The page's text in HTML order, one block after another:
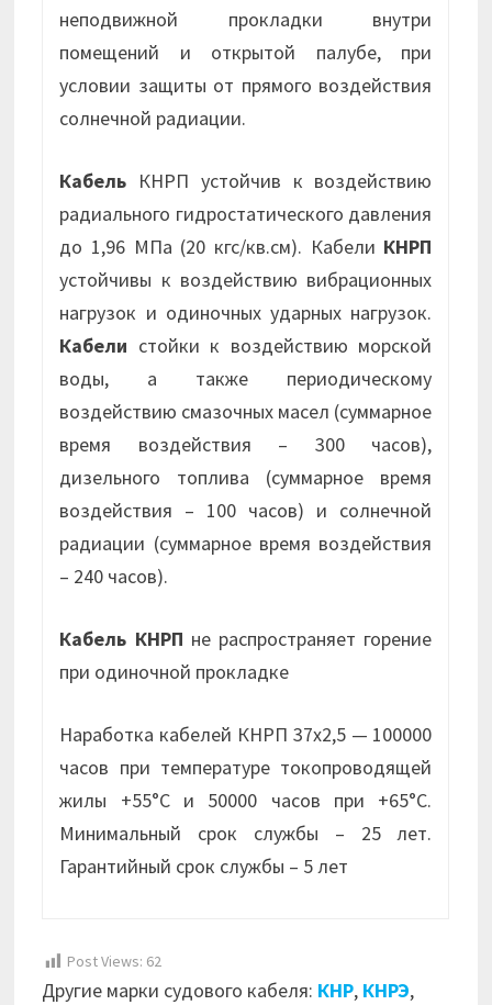
неподвижной прокладки внутри
помещений и открытой палубе, при
условии защиты от прямого воздействия
солнечной радиации.
Кабель КНРП устойчив к воздействию
радиального гидростатического давления
до 1,96 МПа (20 кгс/кв.см). Кабели КНРП
устойчивы к воздействию вибрационных
нагрузок и одиночных ударных нагрузок.
Кабели стойки к воздействию морской
воды, а также периодическому
воздействию смазочных масел (суммарное
время воздействия – 300 часов),
дизельного топлива (суммарное время
воздействия – 100 часов) и солнечной
радиации (суммарное время воздействия
– 240 часов).
Кабель КНРП не распространяет горение
при одиночной прокладке
Наработка кабелей КНРП 37х2,5 — 100000
часов при температуре токопроводящей
жилы +55°С и 50000 часов при +65°С.
Минимальный срок службы – 25 лет.
Гарантийный срок службы – 5 лет
Post Views: 62
Другие марки судового кабеля: КНР, КНРЭ,